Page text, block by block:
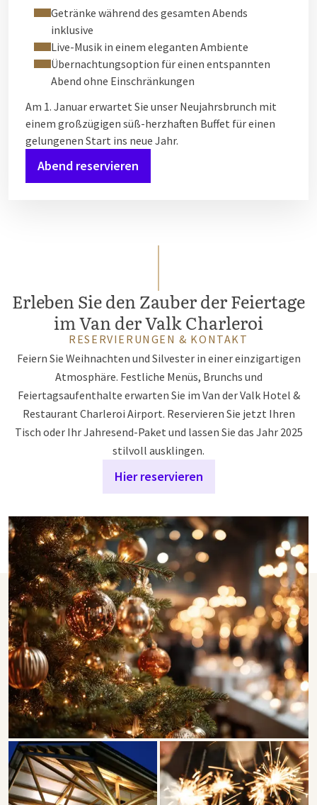
Getränke während des gesamten Abends
inklusive
Live-Musik in einem eleganten Ambiente
Übernachtungsoption für einen entspannten
Abend ohne Einschränkungen
Am 1. Januar erwartet Sie unser Neujahrsbrunch mit
einem großzügigen süß-herzhaften Buffet für einen
gelungenen Start ins neue Jahr.
Abend reservieren
Erleben Sie den Zauber der Feiertage
im Van der Valk Charleroi
RESERVIERUNGEN & KONTAKT
Feiern Sie Weihnachten und Silvester in einer einzigartigen
Atmosphäre. Festliche Menüs, Brunchs und
Feiertagsaufenthalte erwarten Sie im Van der Valk Hotel &
Restaurant Charleroi Airport. Reservieren Sie jetzt Ihren
Tisch oder Ihr Jahresend-Paket und lassen Sie das Jahr 2025
stilvoll ausklingen.
Hier reservieren